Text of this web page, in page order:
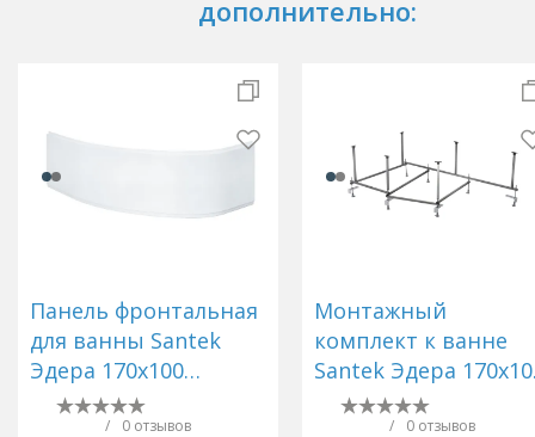
дополнительно:
Панель фронтальная
для ванны Santek
Эдера 170х100
правая 1WH501665
/ 0 отзывов
Монтажный
комплект к ванне
Santek Эдера
левой и правой
1WH501666
/ 0 отзывов